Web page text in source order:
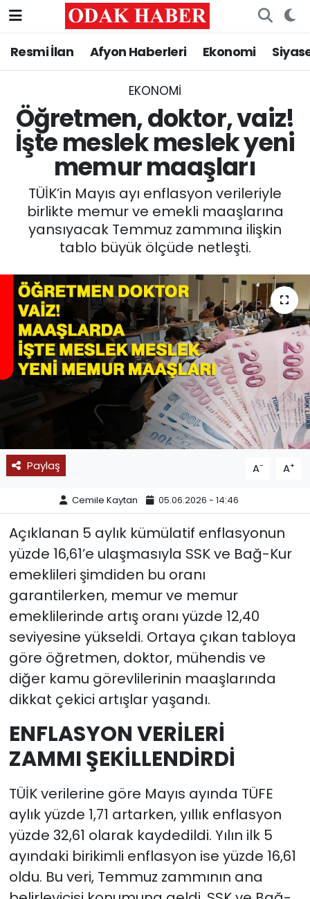
Resmi İlan Afyon Haberleri Ekonomi
EKONOMI
Öğretmen, doktor, vaiz!
İşte meslek meslek yeni
memur maaşları
TÜİK’in Mayıs ayı enflasyon verileriyle
birlikte memur ve emekli maaşlarına
yansıyacak Temmuz zammına ilişkin
tablo büyük ölçüde netleşti.
Paylaş A- A+
Cemile Kaytan 05.06.2026 - 14:46
Açıklanan 5 aylık kümülatif enflasyonun
yüzde 16,61’e ulaşmasıyla SSK ve Bağ-Kur
emeklileri şimdiden bu oranı
garantilerken, memur ve memur
emeklilerinde artış oranı yüzde 12,40
seviyesine yükseldi. Ortaya çıkan tabloya
göre öğretmen, doktor, mühendis ve
diğer kamu görevlilerinin maaşlarında
dikkat çekici artışlar yaşandı.
ENFLASYON VERİLERİ
ZAMMI ŞEKİLLENDİRDİ
TÜİK verilerine göre Mayıs ayında TÜFE
aylık yüzde 1,71 artarken, yıllık enflasyon
yüzde 32,61 olarak kaydedildi. Yılın ilk 5
ayındaki birikimli enflasyon ise yüzde 16,61
oldu. Bu veri, Temmuz zammının ana
AFYONKARAHİSAR HABERLERİ
ASAYİŞ
GÜNCEL
SİYASET
EĞİTİM
SAĞLIK
SPOR
11:11 MANŞET
Nöbetçi Eczaneler
Trafik Durumu
Süper Lig Puan Durumu ve Fikstür
Tüm Manşetler
Son Dakika Haberleri